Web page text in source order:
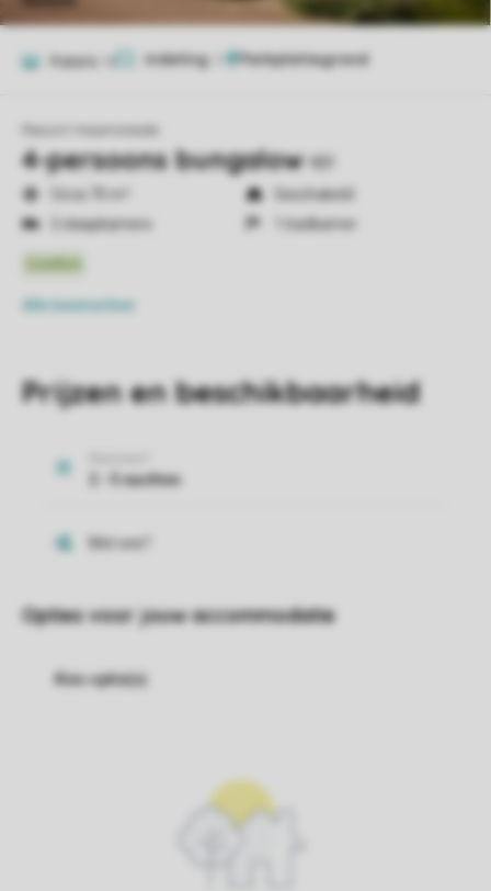
Foto's Indeling
Resort Haamstede
4-persoons bungalow 4B1
Circa 70 m²
Geschakeld
2 slaapkamers
1 badkamer
Alle kenmerken
Prijzen en beschikbaarheid
Opties voor jouw accommodatie